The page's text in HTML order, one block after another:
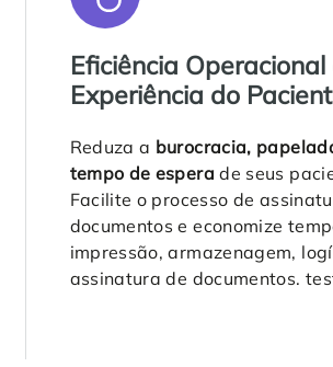
Eficiência Operacional
Experiência do
Reduza a burocracia,
tempo de espera de seus
Facilite o processo de
documentos e economize
impressão, armazenagem,
assinatura de documentos.